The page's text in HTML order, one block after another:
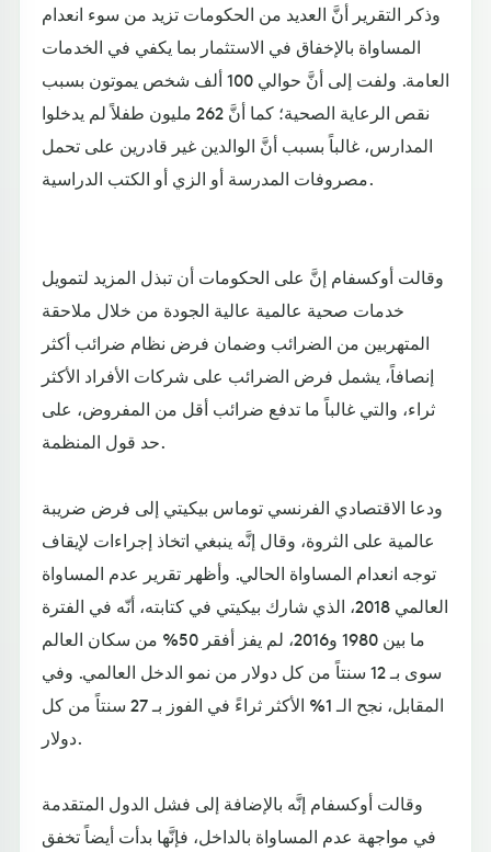
وذكر التقرير أنَّ العديد من الحكومات تزيد من سوء انعدام
المساواة بالإخفاق في الاستثمار بما يكفي في الخدمات
العامة. ولفت إلى أنَّ حوالي 100 ألف شخص يموتون بسبب
نقص الرعاية الصحية؛ كما أنَّ 262 مليون طفلاً لم يدخلوا
المدارس، غالباً بسبب أنَّ الوالدين غير قادرين على تحمل
مصروفات المدرسة أو الزي أو الكتب الدراسية.
وقالت أوكسفام إنَّ على الحكومات أن تبذل المزيد لتمويل
خدمات صحية عالمية عالية الجودة من خلال ملاحقة
المتهربين من الضرائب وضمان فرض نظام ضرائب أكثر
إنصافاً، يشمل فرض الضرائب على شركات الأفراد الأكثر
ثراء، والتي غالباً ما تدفع ضرائب أقل من المفروض، على
حد قول المنظمة.
ودعا الاقتصادي الفرنسي توماس بيكيتي إلى فرض ضريبة
عالمية على الثروة، وقال إنَّه ينبغي اتخاذ إجراءات لإيقاف
توجه انعدام المساواة الحالي. وأظهر تقرير عدم المساواة
العالمي 2018، الذي شارك بيكيتي في كتابته، أنّه في الفترة
ما بين 1980 و2016، لم يفز أفقر 50% من سكان العالم
سوى بـ 12 سنتاً من كل دولار من نمو الدخل العالمي. وفي
المقابل، نجح الـ 1% الأكثر ثراءً في الفوز بـ 27 سنتاً من كل
دولار.
وقالت أوكسفام إنَّه بالإضافة إلى فشل الدول المتقدمة
في مواجهة عدم المساواة بالداخل، فإنَّها بدأت أيضاً تخفق